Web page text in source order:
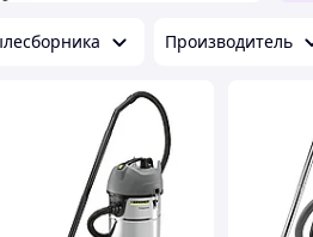
Производитель